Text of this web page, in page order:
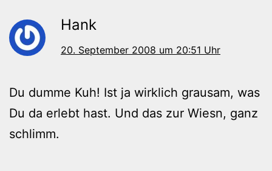
Hank
20. September 2008 um 20:51 Uhr
Du dumme Kuh! Ist ja wirklich grausam, was
Du da erlebt hast. Und das zur Wiesn, ganz
schlimm.